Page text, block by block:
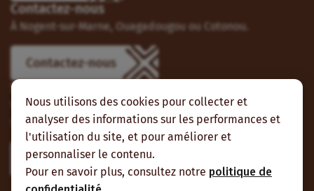
Nous utilisons des cookies pour collecter et
analyser des informations sur les performances et
l'utilisation du site, et pour améliorer et
personnaliser le contenu.
Pour en savoir plus, consultez notre politique de
Contactez-nous
À Nogent-sur-Marne, Ouagadougou ou Cotonou.
Contactez-nous
Suivez-nous
Vous pouvez aussi vous abonner à nos flux RSS et nous
suivre sur les réseaux sociaux.